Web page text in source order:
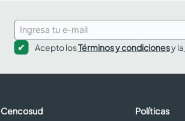
Acepto losTérminos y condicionesy la
Cencosud
Políticas